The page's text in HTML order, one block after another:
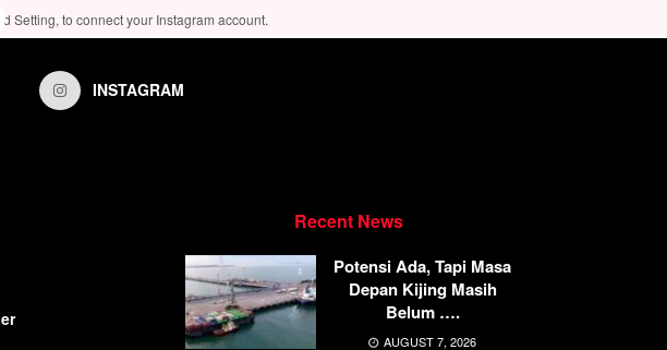
Setting, to connect your Instagram account.
INSTAGRAM
Recent News
Potensi Ada, Tapi Masa
Depan Kijing Masih
Belum ….
AUGUST 7, 2026